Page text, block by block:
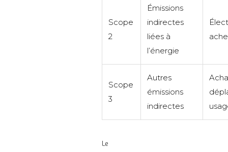
Scope
2
Émissions
indirectes
liées à
l’énergie
Scope
3
Autres
émissions
indirectes
Le